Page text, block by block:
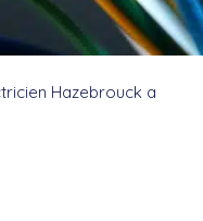
Hazebrouck a